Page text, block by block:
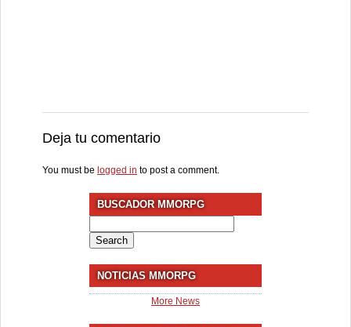
Deja tu comentario
You must be logged in to post a comment.
BUSCADOR MMORPG
for:
NOTICIAS MMORPG
More News